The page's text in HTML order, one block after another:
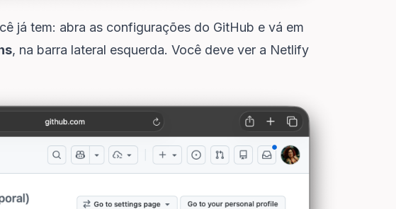
já tem: abra as configurações do GitHub e vá em
, na barra lateral esquerda. Você deve ver a Netlify